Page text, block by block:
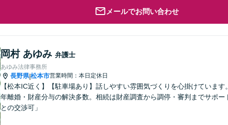
メールでお問い合わせ
岡村 あゆみ 弁護士
あゆみ法律事務所
長野県|松本市営業時間：本日定休日
【松本IC近く】【駐車場あり】話しやすい雰囲気づくりを心掛けていま
年離婚・財産分与の解決多数。相続は財産調査から調停・審判までサポ
との交渉可」